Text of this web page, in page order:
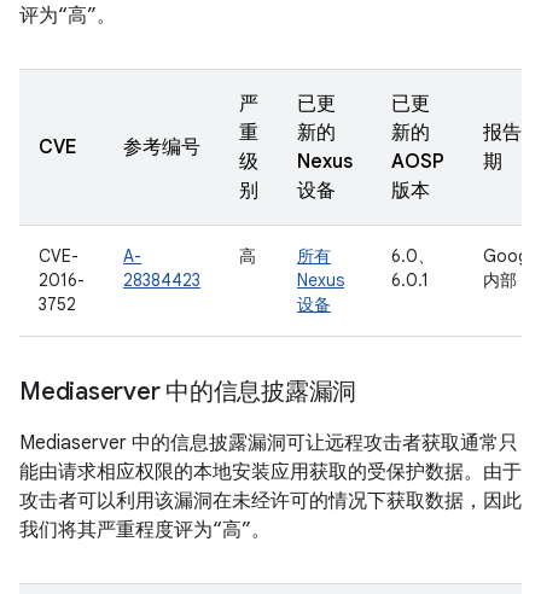
评为“高”。
CVE 参考编号
严
重
级
别
已更
新的
Nexus
设备
已更
新的
AOSP
版本
报告日
期
CVE-
2016-
3752
A-
28384423
高
所有
Nexus
设备
6.0、
6.0.1
Google
内部
Mediaserver 中的信息披露漏洞
Mediaserver 中的信息披露漏洞可让远程攻击者获取通常只
能由请求相应权限的本地安装应用获取的受保护数据。由于
攻击者可以利用该漏洞在未经许可的情况下获取数据，因此
我们将其严重程度评为“高”。